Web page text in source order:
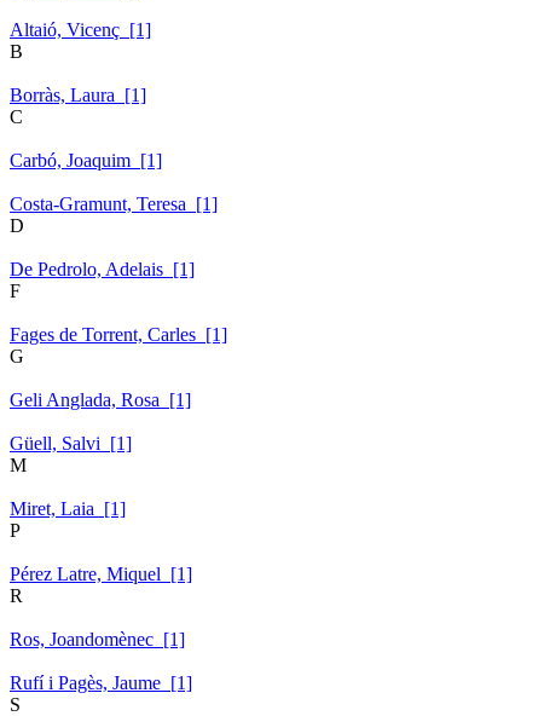
Altaió, Vicenç [1]
B
Borràs, Laura [1]
C
Carbó, Joaquim [1]
Costa-Gramunt, Teresa [1]
D
De Pedrolo, Adelais [1]
F
Fages de Torrent, Carles [1]
G
Geli Anglada, Rosa [1]
Güell, Salvi [1]
M
Miret, Laia [1]
P
Pérez Latre, Miquel [1]
R
Ros, Joandomènec [1]
Rufí i Pagès, Jaume [1]
S